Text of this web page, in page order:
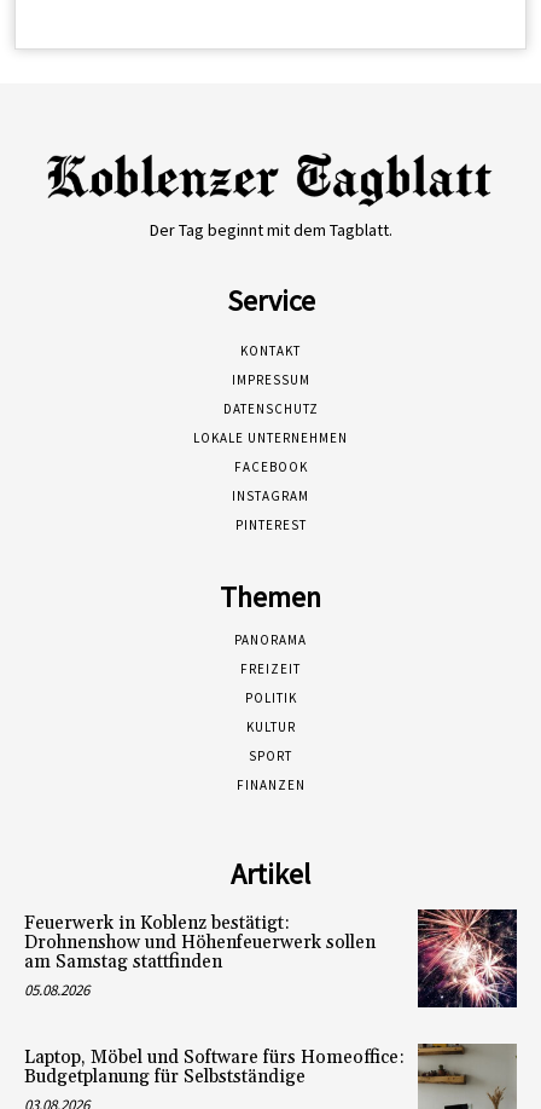
Der Tag beginnt mit dem Tagblatt.
Service
KONTAKT
IMPRESSUM
DATENSCHUTZ
LOKALE UNTERNEHMEN
FACEBOOK
INSTAGRAM
PINTEREST
Themen
PANORAMA
FREIZEIT
POLITIK
KULTUR
SPORT
FINANZEN
Artikel
Feuerwerk in Koblenz bestätigt:
Drohnenshow und Höhenfeuerwerk sollen
am Samstag stattfinden
05.08.2026
Laptop, Möbel und Software fürs Homeoffice:
Budgetplanung für Selbstständige